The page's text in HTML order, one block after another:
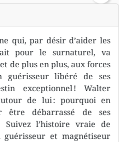
qui, par désir d’aider les
pour le surnaturel, va
et de plus en plus, aux forces
guérisseur libéré de ses
exceptionnel ! Walter
de lui : pourquoi en
être débarrassé de ses
Suivez l’histoire vraie de
et magnétiseur